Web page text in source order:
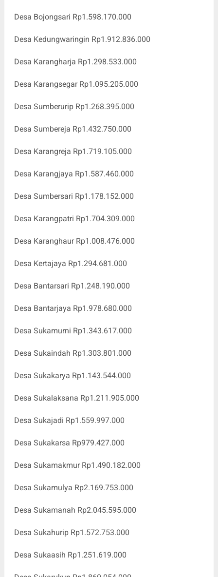
Desa Bojongsari Rp1.598.170.000
Desa Kedungwaringin Rp1.912.836.000
Desa Karangharja Rp1.298.533.000
Desa Karangsegar Rp1.095.205.000
Desa Sumberurip Rp1.268.395.000
Desa Sumbereja Rp1.432.750.000
Desa Karangreja Rp1.719.105.000
Desa Karangjaya Rp1.587.460.000
Desa Sumbersari Rp1.178.152.000
Desa Karangpatri Rp1.704.309.000
Desa Karanghaur Rp1.008.476.000
Desa Kertajaya Rp1.294.681.000
Desa Bantarsari Rp1.248.190.000
Desa Bantarjaya Rp1.978.680.000
Desa Sukamurni Rp1.343.617.000
Desa Sukaindah Rp1.303.801.000
Desa Sukakarya Rp1.143.544.000
Desa Sukalaksana Rp1.211.905.000
Desa Sukajadi Rp1.559.997.000
Desa Sukakarsa Rp979.427.000
Desa Sukamakmur Rp1.490.182.000
Desa Sukamulya Rp2.169.753.000
Desa Sukamanah Rp2.045.595.000
Desa Sukahurip Rp1.572.753.000
Desa Sukaasih Rp1.251.619.000